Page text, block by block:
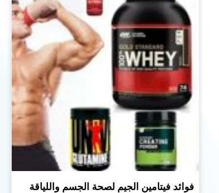
فوائد فيتامين الجيم لصحة الجسم واللياقة